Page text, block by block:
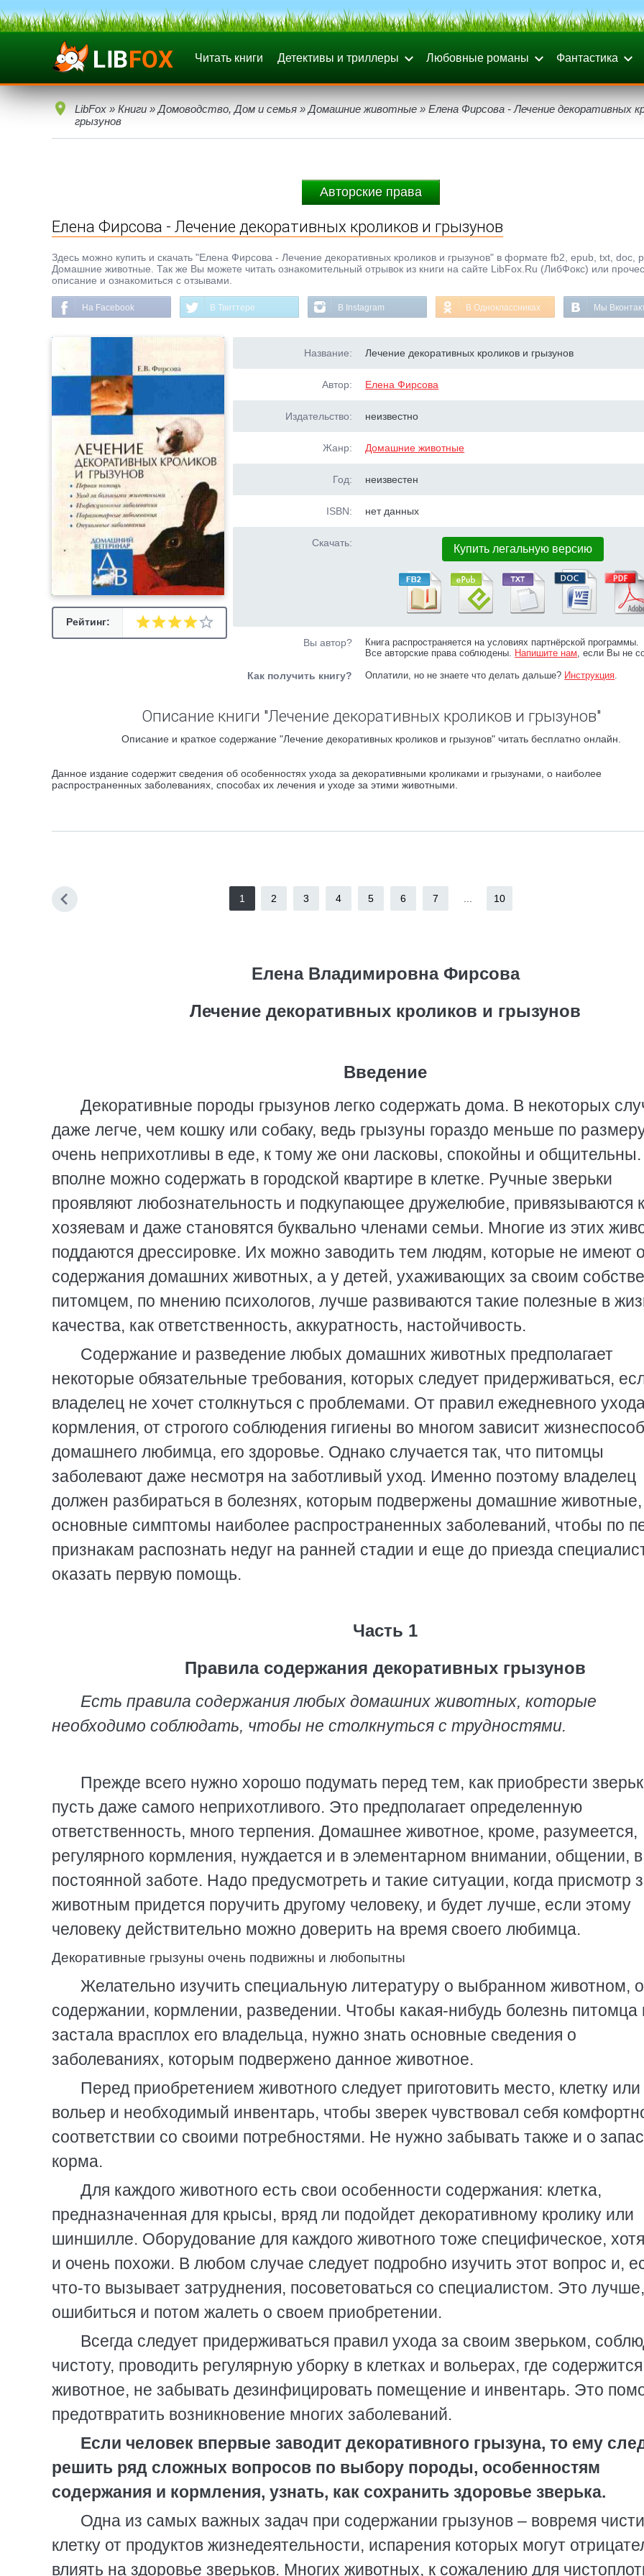
Читать книги Детективы и триллеры Любовные романы Фантастика
LibFox » Книги » Домоводство, Дом и семья » Домашние животные » Елена Фирсова - Лечение декоративных
грызунов
Авторские права
Елена Фирсова - Лечение декоративных кроликов и грызунов
Здесь можно купить и скачать "Елена Фирсова - Лечение декоративных кроликов и грызунов" в формате fb2, epub, txt, doc,
Домашние животные. Так же Вы можете читать ознакомительный отрывок из книги на сайте LibFox.Ru (ЛибФокс) или
описание и ознакомиться с отзывами.
На Facebook В Твиттере В Instagram В Одноклассниках Мы
Рейтинг:
Название: Лечение декоративных кроликов и грызунов
Автор: Елена Фирсова
Издательство: неизвестно
Жанр: Домашние животные
Год: неизвестен
ISBN: нет данных
Скачать: Купить легальную версию
Вы автор?
Книга распространяется на условиях партнёрской программы.
Все авторские права соблюдены. Напишите нам, если Вы не
Как получить книгу? Оплатили, но не знаете что делать дальше? Инструкция.
Описание книги "Лечение декоративных кроликов и грызунов"
Описание и краткое содержание "Лечение декоративных кроликов и грызунов" читать бесплатно онлайн.
Данное издание содержит сведения об особенностях ухода за декоративными кроликами и грызунами, о наиболее
распространенных заболеваниях, способах их лечения и уходе за этими животными.
1 2 3 4 5 6 7 10
Елена Владимировна Фирсова
Лечение декоративных кроликов и грызунов
Введение
Декоративные породы грызунов легко содержать дома. В некоторых
даже легче, чем кошку или собаку, ведь грызуны гораздо меньше по
очень неприхотливы в еде, к тому же они ласковы, спокойны и
вполне можно содержать в городской квартире в клетке. Ручные зверьки
проявляют любознательность и подкупающее дружелюбие, привязываются к
хозяевам и даже становятся буквально членами семьи. Многие из этих
поддаются дрессировке. Их можно заводить тем людям, которые не имеют
содержания домашних животных, а у детей, ухаживающих за своим
питомцем, по мнению психологов, лучше развиваются такие полезные в
качества, как ответственность, аккуратность, настойчивость.
Содержание и разведение любых домашних животных предполагает
некоторые обязательные требования, которых следует придерживаться,
владелец не хочет столкнуться с проблемами. От правил ежедневного
кормления, от строгого соблюдения гигиены во многом зависит
домашнего любимца, его здоровье. Однако случается так, что питомцы
заболевают даже несмотря на заботливый уход. Именно поэтому владелец
должен разбираться в болезнях, которым подвержены домашние животные,
основные симптомы наиболее распространенных заболеваний, чтобы по
признакам распознать недуг на ранней стадии и еще до приезда
оказать первую помощь.
Часть 1
Правила содержания декоративных грызунов
Есть правила содержания любых домашних животных, которые
необходимо соблюдать, чтобы не столкнуться с трудностями.
Прежде всего нужно хорошо подумать перед тем, как приобрести
пусть даже самого неприхотливого. Это предполагает определенную
ответственность, много терпения. Домашнее животное, кроме, разумеется,
регулярного кормления, нуждается и в элементарном внимании, общении, в
постоянной заботе. Надо предусмотреть и такие ситуации, когда присмотр
животным придется поручить другому человеку, и будет лучше, если этому
человеку действительно можно доверить на время своего любимца.
Декоративные грызуны очень подвижны и любопытны
Желательно изучить специальную литературу о выбранном животном, о
содержании, кормлении, разведении. Чтобы какая-нибудь болезнь питомца
застала врасплох его владельца, нужно знать основные сведения о
заболеваниях, которым подвержено данное животное.
Перед приобретением животного следует приготовить место, клетку или
вольер и необходимый инвентарь, чтобы зверек чувствовал себя
соответствии со своими потребностями. Не нужно забывать также и о
корма.
Для каждого животного есть свои особенности содержания: клетка,
предназначенная для крысы, вряд ли подойдет декоративному кролику или
шиншилле. Оборудование для каждого животного тоже специфическое,
и очень похожи. В любом случае следует подробно изучить этот вопрос и,
что-то вызывает затруднения, посоветоваться со специалистом. Это
ошибиться и потом жалеть о своем приобретении.
Всегда следует придерживаться правил ухода за своим зверьком,
чистоту, проводить регулярную уборку в клетках и вольерах, где содержится
животное, не забывать дезинфицировать помещение и инвентарь. Это
предотвратить возникновение многих заболеваний.
Если человек впервые заводит декоративного грызуна, то ему
решить ряд сложных вопросов по выбору породы, особенностям
содержания и кормления, узнать, как сохранить здоровье зверька.
Одна из самых важных задач при содержании грызунов – вовремя
клетку от продуктов жизнедеятельности, испарения которых могут
влиять на здоровье зверьков. Многих животных, к сожалению для